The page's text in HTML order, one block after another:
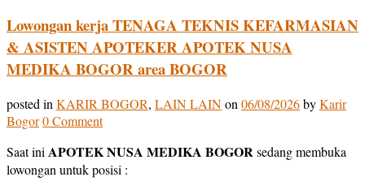
Lowongan kerja TENAGA TEKNIS KEFARMASIAN
& ASISTEN APOTEKER APOTEK NUSA
MEDIKA BOGOR area BOGOR
posted in KARIR BOGOR, LAIN LAINon 06/08/2026byKarir
Bogor0 Comment
Saat ini APOTEK NUSA MEDIKA BOGORsedang membuka
lowongan untuk posisi :